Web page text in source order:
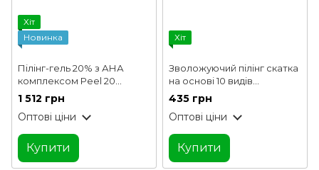
Хіт
Новинка
Пілінг-гель 20% з АНА
комплексом Peel 20
Exfoliator Inspira Med 30 мл
1 512 грн
Оптові ціни
Купити
Хіт
Зволожуючий пілінг скатка
на основі 10 видів
гіалуронової кислоти
Super Aqua Ultra Hyalron
Peeling Gel Missha 100 мл
435 грн
Оптові ціни
Купити